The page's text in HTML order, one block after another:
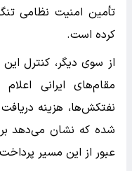
تأمین امنیت نظامی
کرده است.
از سوی دیگر، کنترل
مقام‌های ایرانی
نفتکش‌ها، هزینه
شده که نشان می‌دهد
عبور از این مسیر